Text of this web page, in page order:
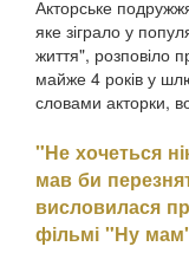
Акторське
яке зіграло у
життя", розповіло
майже 4 років у
словами акторки,
"Не хочеться
мав би
висловилася
фільмі "Ну